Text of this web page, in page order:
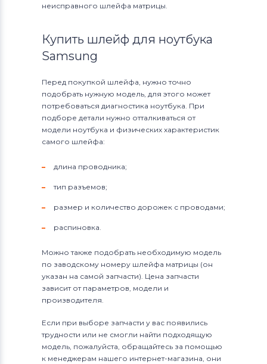
неисправного шлейфа матрицы.
Купить шлейф для ноутбука
Samsung
Перед покупкой шлейфа, нужно точно
подобрать нужную модель, для этого может
потребоваться диагностика ноутбука. При
подборе детали нужно отталкиваться от
модели ноутбука и физических характеристик
самого шлейфа:
длина проводника;
тип разъемов;
размер и количество дорожек с проводами;
распиновка.
Можно также подобрать необходимую модель
по заводскому номеру шлейфа матрицы (он
указан на самой запчасти). Цена запчасти
зависит от параметров, модели и
производителя.
Если при выборе запчасти у вас появились
трудности или не смогли найти подходящую
модель, пожалуйста, обращайтесь за помощью
к менеджерам нашего интернет-магазина, они